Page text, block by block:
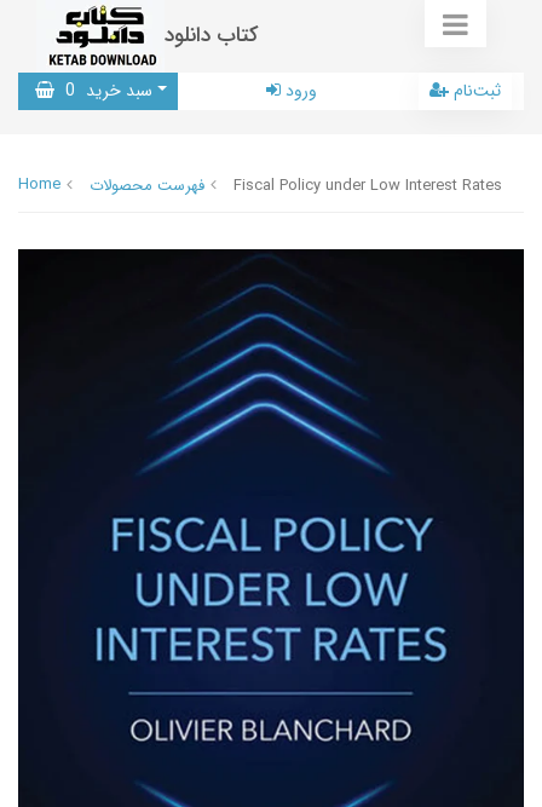
کتاب دانلود
سبد خرید 0 ورود ثبت‌نام
Home فهرست محصولات Fiscal Policy under Low Interest Rates